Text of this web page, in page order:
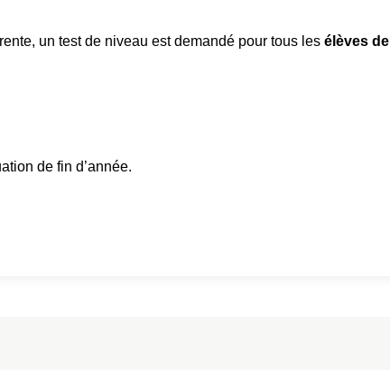
un test de niveau est demandé pour tous lesélèves de
de fin d’année.